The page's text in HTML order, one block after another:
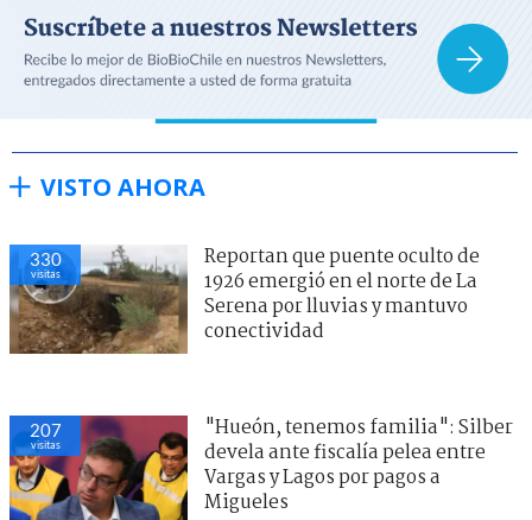
VISTO AHORA
330
visitas
Reportan que puente oculto de
1926 emergió en el norte de La
Serena por lluvias y mantuvo
conectividad
207
visitas
"Hueón, tenemos familia": Silber
devela ante fiscalía pelea entre
Vargas y Lagos por pagos a
Migueles